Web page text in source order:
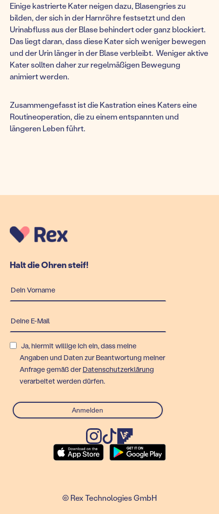
Einige kastrierte Kater neigen dazu, Blasengries zu
bilden, der sich in der Harnröhre festsetzt und den
Urinabfluss aus der Blase behindert oder ganz blockiert.
Das liegt daran, dass diese Kater sich weniger bewegen
und der Urin länger in der Blase verbleibt. Weniger aktive
Kater sollten daher zur regelmäßigen Bewegung
animiert werden.
Zusammengefasst ist die Kastration eines Katers eine
Routineoperation, die zu einem entspannten und
längeren Leben führt.
Halt die Ohren steif!
Ja, hiermit willige ich ein, dass meine
Angaben und Daten zur Beantwortung meiner
Anfrage gemäß der Datenschutzerklärung
verarbeitet werden dürfen.
© Rex Technologies GmbH